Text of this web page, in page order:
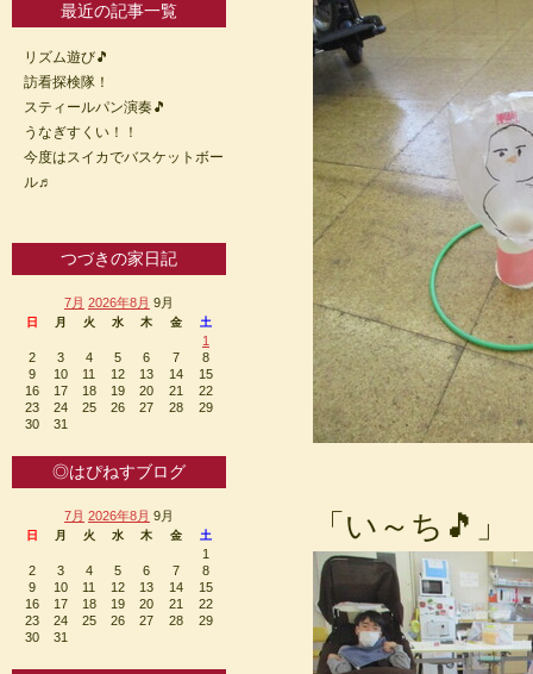
「い～ち🎵」
最近の記事一覧
リズム遊び🎵
訪看探検隊！
スティールパン演奏🎵
うなぎすくい！！
今度はスイカでバスケットボー
ル♬
つづきの家日記
7月 2026年8月 9月
日 月 火 水 木 金 土
1
2
3 4 5 6 7
8
9
10 11 12 13 14
15
16
17 18 19 20 21
22
23
24 25 26 27 28
29
30
31
◎はぴねすブログ
7月 2026年8月 9月
日 月 火 水 木 金 土
1
2
3 4 5 6 7
8
9
10 11 12 13 14
15
16
17 18 19 20 21
22
23
24 25 26 27 28
29
30
31